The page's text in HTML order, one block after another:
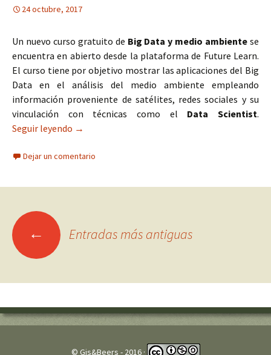
24 octubre, 2017
Un nuevo curso gratuito de Big Data y medio ambiente se
encuentra en abierto desde la plataforma de Future Learn.
El curso tiene por objetivo mostrar las aplicaciones del Big
Data en el análisis del medio ambiente empleando
información proveniente de satélites, redes sociales y su
vinculación con técnicas como el Data Scientist.
Seguir leyendo Curso gratuito de Big Data y medio ambiente
→
Dejar un comentario
Ir
a
las
← Entradas más antiguas
© Gis&Beers - 2016 ·